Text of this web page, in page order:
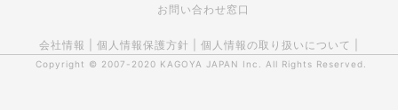
お問い合わせ窓口
会社情報 個人情報保護方針 個人情報の取り扱いについて
Copyright © 2007-2020 KAGOYA JAPAN Inc. All Rights Reserved.